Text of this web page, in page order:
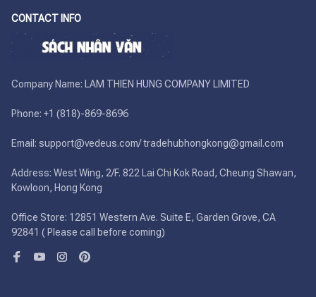
CONTACT INFO
Company Name: LAM THIEN HUNG COMPANY LIMITED
Phone: +1 (818)-869-8696
Email: support@vedeus.com/ tradehubhongkong@gmail.com
Address: West Wing, 2/F. 822 Lai Chi Kok Road, Cheung Shawan,
Kowloon, Hong Kong
Office Store: 12851 Western Ave. Suite E, Garden Grove, CA
92841 ( Please call before coming)